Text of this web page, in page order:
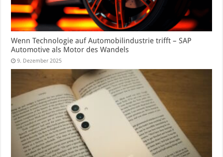
Wenn Technologie auf Automobilindustrie trifft – SAP
Automotive als Motor des Wandels
9. Dezember 2025